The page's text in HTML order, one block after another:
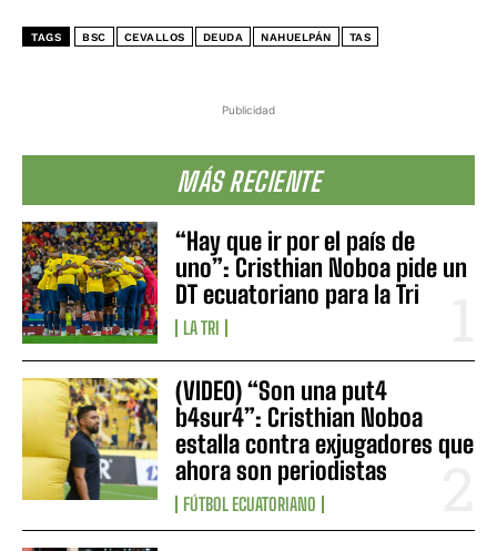
Publicidad
MÁS RECIENTE
“Hay que ir por el país de
uno”: Cristhian Noboa pide un
DT ecuatoriano para la Tri
LA TRI
(VIDEO) “Son una put4
b4sur4”: Cristhian Noboa
estalla contra exjugadores que
ahora son periodistas
FÚTBOL ECUATORIANO
TAGS BSC CEVALLOS DEUDA NAHUELPÁN TAS